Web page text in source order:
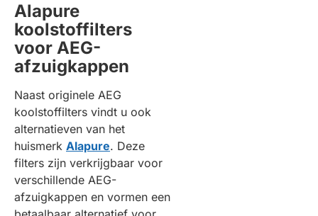
Alapure
koolstoffilters
voor AEG-
afzuigkappen
Naast originele AEG
koolstoffilters vindt u ook
alternatieven van het
huismerk Alapure. Deze
filters zijn verkrijgbaar voor
verschillende AEG-
afzuigkappen en vormen een